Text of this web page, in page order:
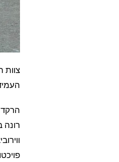
רונה